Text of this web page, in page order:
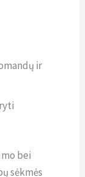
ir
bei
sėkmės